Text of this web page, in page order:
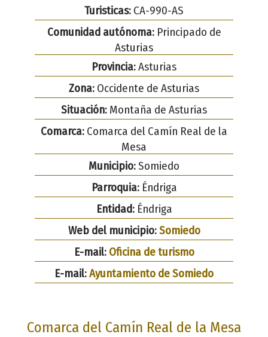
Turisticas: CA-990-AS
Comunidad autónoma:Principado de
Asturias
Provincia:Asturias
Zona: Occidente de Asturias
Situación: Montaña de Asturias
Comarca: Comarca del Camín Real de la
Mesa
Municipio:Somiedo
Parroquia:Éndriga
Entidad:Éndriga
Web del municipio:Somiedo
E-mail: Oficina de turismo
E-mail:Ayuntamiento de Somiedo
Comarca del Camín Real de la Mesa